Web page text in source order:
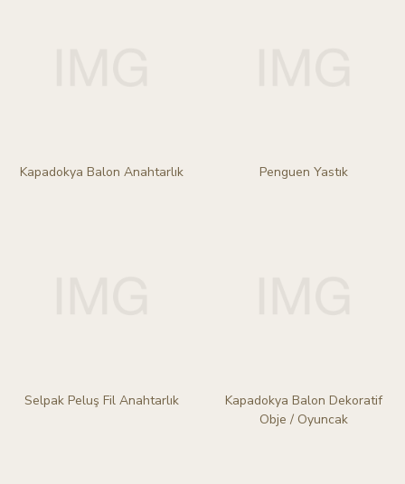
Kapadokya Balon Anahtarlık Penguen Yastık
Selpak Peluş Fil Anahtarlık
Kapadokya Balon Dekoratif
Obje / Oyuncak